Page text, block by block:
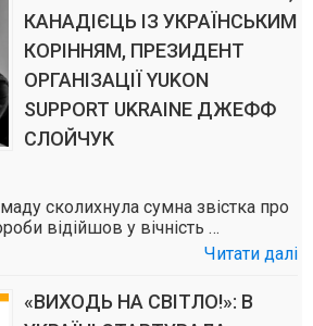
КАНАДІЄЦЬ ІЗ УКРАЇНСЬКИМ
КОРІННЯМ, ПРЕЗИДЕНТ
ОРГАНІЗАЦІЇ YUKON
SUPPORT UKRAINE ДЖЕФФ
СЛОЙЧУК
сколихнула сумна звістка про
відійшов у вічність …
Читати далі
«ВИХОДЬ НА СВІТЛО!»: В